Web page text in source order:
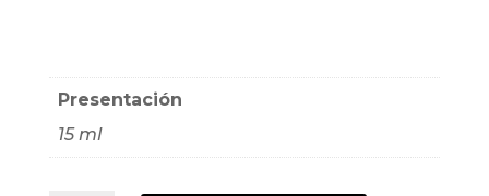
Presentación
15 ml